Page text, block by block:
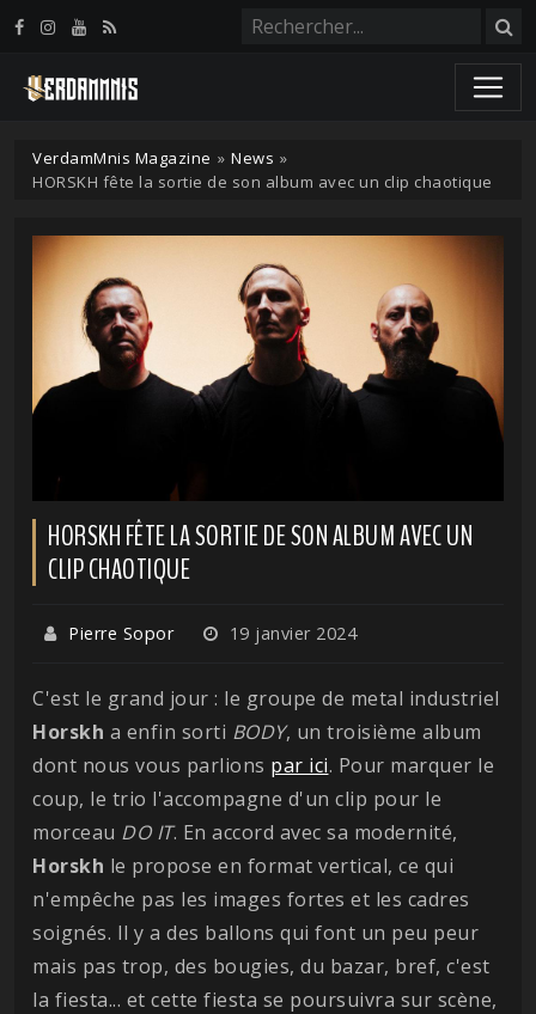
VerdamMnis Magazine » News »
HORSKH fête la sortie de son album avec un clip chaotique
HORSKH FÊTE LA SORTIE DE SON ALBUM AVEC UN
CLIP CHAOTIQUE
Pierre Sopor 19 janvier 2024
C'est le grand jour : le groupe de metal industriel
Horskh a enfin sorti BODY, un troisième album
dont nous vous parlions par ici. Pour marquer le
coup, le trio l'accompagne d'un clip pour le
morceau DO IT. En accord avec sa modernité,
Horskh le propose en format vertical, ce qui
n'empêche pas les images fortes et les cadres
soignés. Il y a des ballons qui font un peu peur
mais pas trop, des bougies, du bazar, bref, c'est
la fiesta... et cette fiesta se poursuivra sur scène,
Panneau de gestion des cookies